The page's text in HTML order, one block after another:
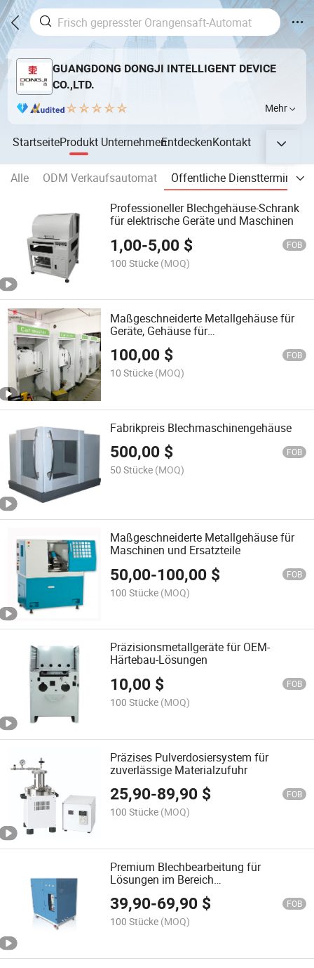
GUANGDONG DONGJI INTELLIGENT DEVICE
CO.,LTD.
Mehr
StartseiteProdukt UnternehmenEntdeckenKontakt
Alle ODM Verkaufsautomat
Öffentliche Dienstterminals
Professioneller Blechgehäuse-Schrank
für elektrische Geräte und Maschinen
1,00-5,00 $ FOB
100 Stücke (MOQ)
Maßgeschneiderte Metallgehäuse für
Geräte, Gehäuse für
Autowaschanlagen,
Verkaufsmaschinenhülle
100,00 $ FOB
10 Stücke (MOQ)
Fabrikpreis Blechmaschinengehäuse
500,00 $ FOB
50 Stücke (MOQ)
Maßgeschneiderte Metallgehäuse für
Maschinen und Ersatzteile
50,00-100,00 $ FOB
100 Stücke (MOQ)
Präzisionsmetallgeräte für OEM-
Härtebau-Lösungen
10,00 $ FOB
100 Stücke (MOQ)
Präzises Pulverdosiersystem für
zuverlässige Materialzufuhr
25,90-89,90 $ FOB
100 Stücke (MOQ)
Premium Blechbearbeitung für
Lösungen im Bereich
39,90-69,90 $ FOB
100 Stücke (MOQ)